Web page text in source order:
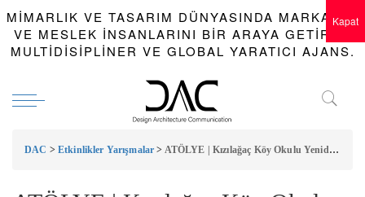
MIMARLIK VE TASARIM DÜNYASINDA MARKALAR
VE MESLEK INSANLARINI BIR ARAYA GETIREN
MULTIDISIPLINER VE GLOBAL YARATICI AJANS.
DAC > Etkinlikler Yarışmalar > ATÖLYE | Kızılağaç Köy Okulu Yeniden İşlevlendirme
Kapat